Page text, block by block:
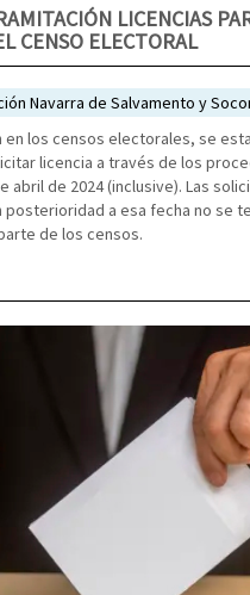
LICENCIAS
CENSO ELECTORAL
Navarra de Salvamento y
en los censos electorales, se
licencia a través de los
abril de 2024 (inclusive). Las
posterioridad a esa fecha no se
de los censos.